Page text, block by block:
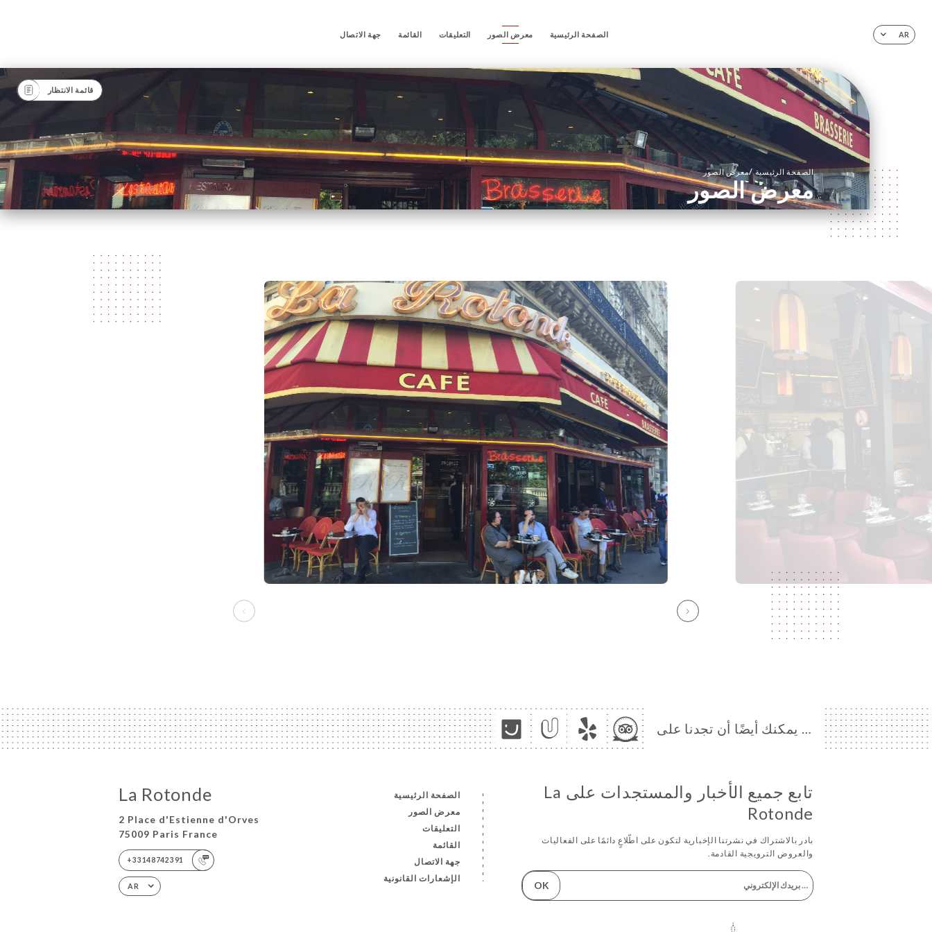
AR الصفحة الرئيسية معرض الصور التعليقات القائمة جهة الاتصال
قائمة الانتظار
الصفحة الرئيسية/معرض الصور
معرض الصور
… يمكنك أيضًا أن تجدنا على
La Rotonde
2 Place d'Estienne d'Orves
75009 Paris France
+33148742391
AR
الصفحة الرئيسية
معرض الصور
التعليقات
القائمة
جهة الاتصال
الإشعارات القانونية
تابع جميع الأخبار والمستجدات على La
Rotonde
بادر بالاشتراك في نشرتنا الإخبارية لتكون على اطّلاعٍ دائمًا على الفعاليات
والعروض الترويجية القادمة.
OK